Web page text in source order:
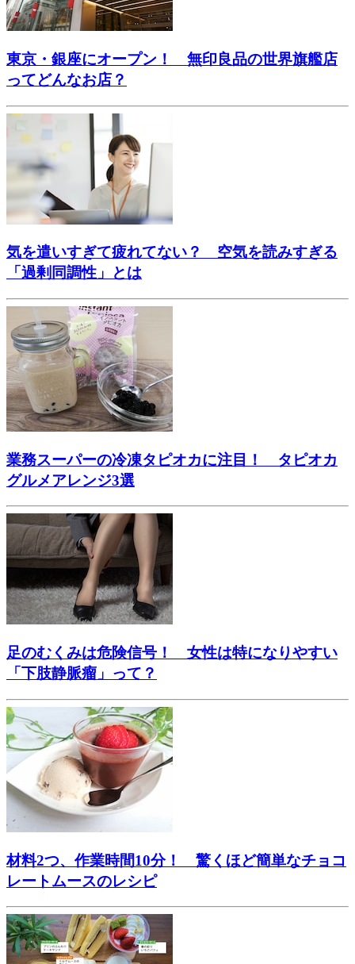
東京・銀座にオープン！ 無印良品の世界旗艦店
ってどんなお店？
気を遣いすぎて疲れてない？ 空気を読みすぎる
「過剰同調性」とは
業務スーパーの冷凍タピオカに注目！ タピオカ
グルメアレンジ3選
足のむくみは危険信号！ 女性は特になりやすい
「下肢静脈瘤」って？
材料2つ、作業時間10分！ 驚くほど簡単なチョコ
レートムースのレシピ